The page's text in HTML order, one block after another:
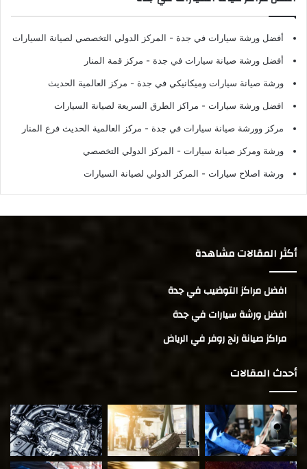
أفضل ورشة سيارات في جدة - المركز الدولي التخصصي لصيانة السيارات
أفضل ورشة صيانة سيارات في جدة - مركز قمة المنار
ورشة صيانة سيارات وميكانيكي في جدة - مركز العالمية الحديث
افضل ورشة سيارات - مراكز الطرق السريعة لصيانة السيارات
مركز وورشة صيانة سيارات في جدة - مركز العالمية الحديث فرع المنار
ورشة ومركز صيانة سيارات - المركز الدولي التخصصي
ورشة اصلاح سيارات - المركز الدولي لصيانة السيارات
أكثر المقالات مشاهدة
افضل مراكز التوضيب في جدة
افضل ورشة سيارات في جدة
مراكز صيانة رنج روفر في الرياض
أحدث المقالات